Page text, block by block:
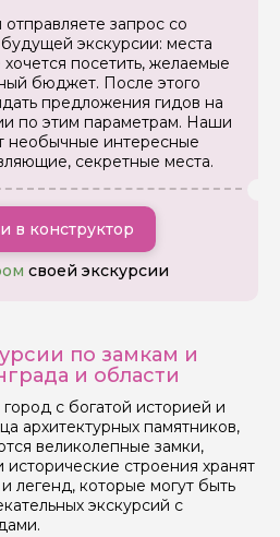
запрос со
экскурсии: места
посетить, желаемые
бюджет. После этого
предложения гидов на
по этим параметрам. Наши
необычные интересные
секретные места.
в конструктор
своей экскурсии
по замкам и
и области
с богатой историей и
архитектурных памятников,
великолепные замки,
строения хранят
легенд, которые могут быть
экскурсий с
гиду